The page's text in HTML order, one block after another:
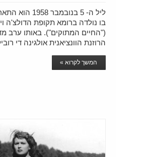
ליל ה- 5 בנובמבר
בו נולדה ברומא תקופת הדולצ'ה
("החיים המתוקים"). באותו ערב
הרוזנת הוונציאנית אולגינה די
המשך לקרוא »